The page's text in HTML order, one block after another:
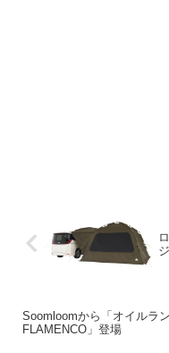
Soomloomから「オイルラ
FLAMENCO」登場